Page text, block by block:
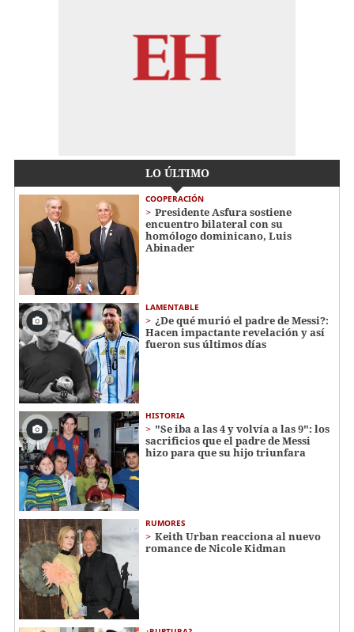
LO ÚLTIMO
COOPERACIÓN
Presidente Asfura sostiene
encuentro bilateral con su
homólogo dominicano, Luis
Abinader
LAMENTABLE
¿De qué murió el padre de Messi?:
Hacen impactante revelación y así
fueron sus últimos días
HISTORIA
"Se iba a las 4 y volvía a las 9": los
sacrificios que el padre de Messi
hizo para que su hijo triunfara
RUMORES
Keith Urban reacciona al nuevo
romance de Nicole Kidman